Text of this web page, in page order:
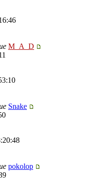
M_A_D
Snake
pokolop